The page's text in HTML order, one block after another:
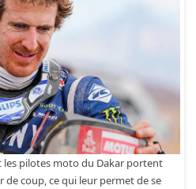
les pilotes moto du Dakar portent
coup, ce qui leur permet de se